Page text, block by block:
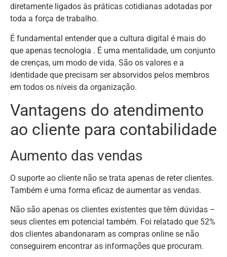
diretamente ligados às práticas cotidianas adotadas por
toda a força de trabalho.
É fundamental entender que a cultura digital é mais do
que apenas tecnologia . É uma mentalidade, um conjunto
de crenças, um modo de vida. São os valores e a
identidade que precisam ser absorvidos pelos membros
em todos os níveis da organização.
Vantagens do atendimento
ao cliente para contabilidade
Aumento das vendas
O suporte ao cliente não se trata apenas de reter clientes.
Também é uma forma eficaz de aumentar as vendas.
Não são apenas os clientes existentes que têm dúvidas –
seus clientes em potencial também. Foi relatado que 52%
dos clientes abandonaram as compras online se não
conseguirem encontrar as informações que procuram.